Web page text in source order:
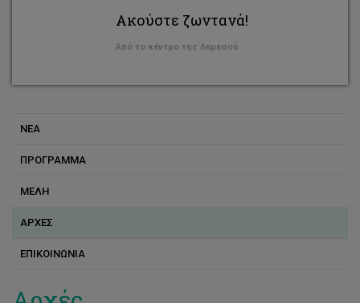
Ακούστε ζωντανά!
Από το κέντρο της Λεμεσού
ΝΕΑ
ΠΡΟΓΡΑΜΜΑ
ΜΕΛΗ
ΑΡΧΕΣ
ΕΠΙΚΟΙΝΩΝΙΑ